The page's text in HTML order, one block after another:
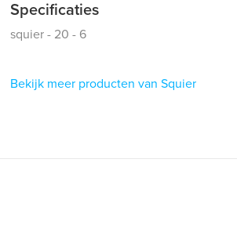
Specificaties
squier - 20 - 6
Bekijk meer producten van Squier